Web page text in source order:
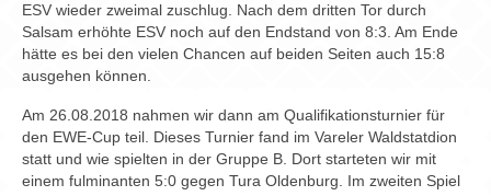
ESV wieder zweimal zuschlug. Nach dem dritten Tor durch
Salsam erhöhte ESV noch auf den Endstand von 8:3. Am Ende
hätte es bei den vielen Chancen auf beiden Seiten auch 15:8
ausgehen können.
Am 26.08.2018 nahmen wir dann am Qualifikationsturnier für
den EWE-Cup teil. Dieses Turnier fand im Vareler Waldstatdion
statt und wie spielten in der Gruppe B. Dort starteten wir mit
einem fulminanten 5:0 gegen Tura Oldenburg. Im zweiten Spiel